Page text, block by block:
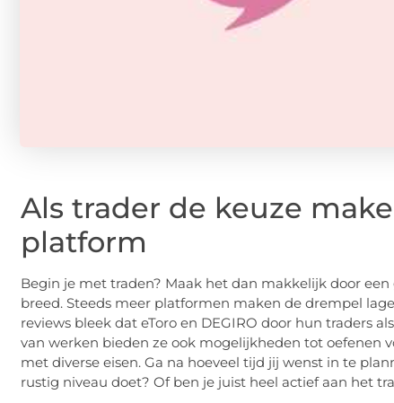
Als trader de keuze
platform
Begin je met traden? Maak het dan makkelijk door
breed. Steeds meer platformen maken de drempel
reviews bleek dat eToro en DEGIRO door hun traders
van werken bieden ze ook mogelijkheden tot oefenen
met diverse eisen. Ga na hoeveel tijd jij wenst in te
rustig niveau doet? Of ben je juist heel actief aan het